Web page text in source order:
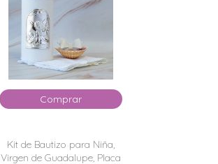
Comprar
Kit de Bautizo para Niña,
Virgen de Guadalupe, Placa